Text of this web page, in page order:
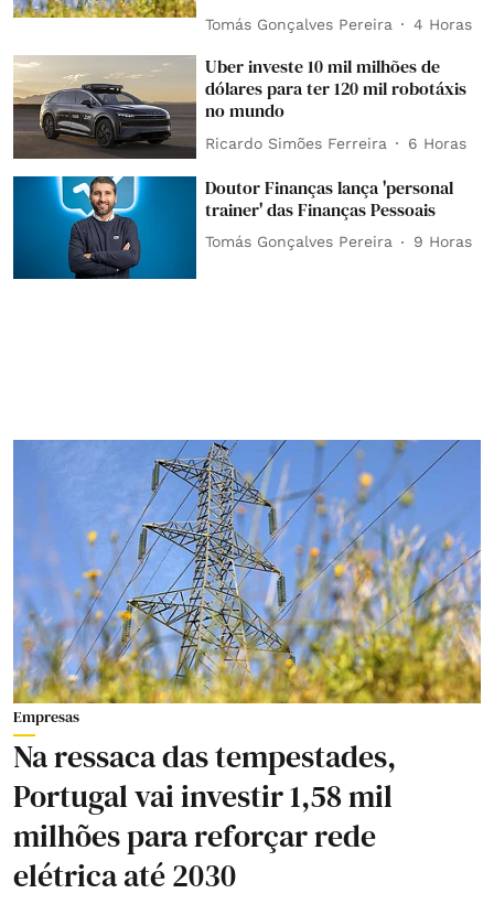
Tomás Gonçalves Pereira 4 Horas
Uber investe 10 mil milhões de
dólares para ter 120 mil robotáxis
no mundo
Ricardo Simões Ferreira 6 Horas
Doutor Finanças lança 'personal
trainer' das Finanças Pessoais
Tomás Gonçalves Pereira 9 Horas
Empresas
Na ressaca das tempestades,
Portugal vai investir 1,58 mil
milhões para reforçar rede
elétrica até 2030